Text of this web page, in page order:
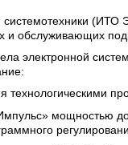
системотехники
и обслуживающих
электронной
технологическими
мощностью